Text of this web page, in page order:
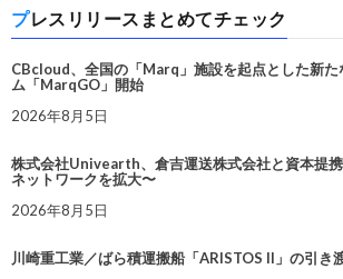
プレスリリースまとめてチェック
CBcloud、全国の「Marq」施設を起点とした新た
ム「MarqGO」開始
2026年8月5日
株式会社Univearth、倉吉運送株式会社と資本提
ネットワークを拡大〜
2026年8月5日
川崎重工業／ばら積運搬船「ARISTOS II」の引き